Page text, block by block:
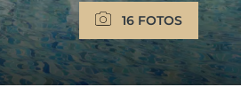
16 FOTOS